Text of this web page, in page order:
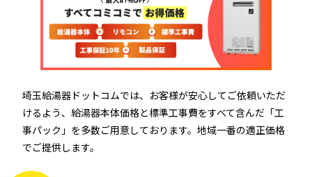
埼玉給湯器ドットコムでは、お客様が安心してご依頼いただ
けるよう、給湯器本体価格と標準工事費をすべて含んだ「工
事パック」を多数ご用意しております。地域一番の適正価格
でご提供します。